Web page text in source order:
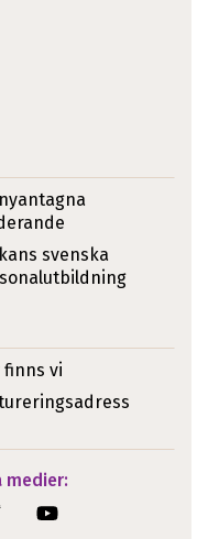
svenska
finns vi
medier: